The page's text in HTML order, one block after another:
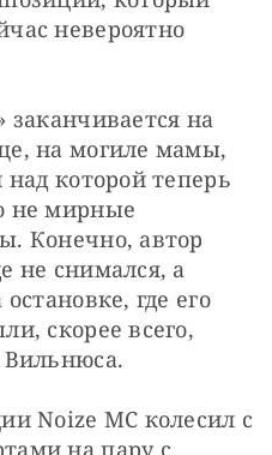
невероятно
на
на могиле мамы,
которой теперь
не мирные
Конечно, автор
не снимался, а
где его
скорее всего,
Вильнюса.
Noize MC колесил с